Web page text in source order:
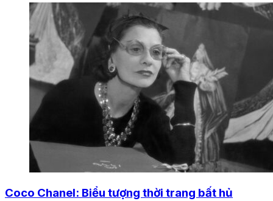
Coco Chanel: Biểu tượng thời trang bất hủ